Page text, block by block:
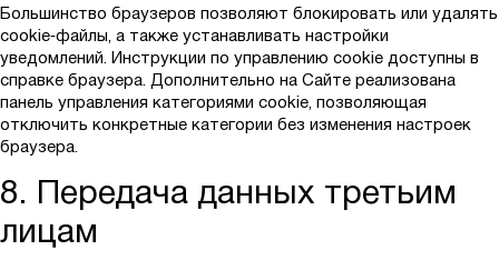
Большинство браузеров позволяют блокировать или удалять
cookie‑файлы, а также устанавливать настройки
уведомлений. Инструкции по управлению cookie доступны в
справке браузера. Дополнительно на Сайте реализована
панель управления категориями cookie, позволяющая
отключить конкретные категории без изменения настроек
браузера.
8. Передача данных третьим
лицам